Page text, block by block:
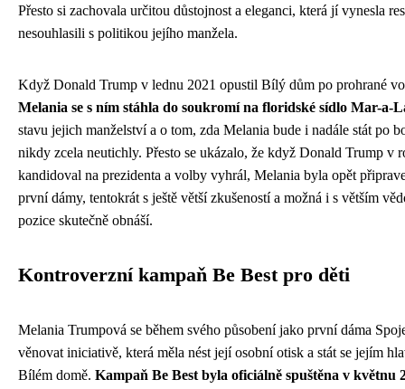
Přesto si zachovala určitou důstojnost a eleganci, která jí vynesla
nesouhlasili s politikou jejího manžela.
Když Donald Trump v lednu 2021 opustil Bílý dům po prohrané
Melania se s ním stáhla do soukromí na floridské sídlo Mar-a-
stavu jejich manželství a o tom, zda Melania bude i nadále stát po
nikdy zcela neutichly. Přesto se ukázalo, že když Donald Trump v
kandidoval na prezidenta a volby vyhrál, Melania byla opět
první dámy, tentokrát s ještě větší zkušeností a možná i s větším
pozice skutečně obnáší.
Kontroverzní kampaň Be Best pro děti
Melania Trumpová se během svého působení jako první dáma
věnovat iniciativě, která měla nést její osobní otisk a stát se jejím
Bílém domě. Kampaň Be Best byla oficiálně spuštěna v květnu